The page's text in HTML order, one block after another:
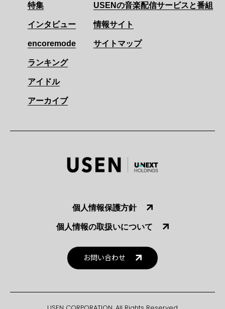
特集
インタビュー
encoremode
ランキング
アイドル
アーカイブ
USENの音楽配信サービスと番組
情報サイト
サイトマップ
個人情報保護方針
個人情報の取扱いについて
お問い合わせ